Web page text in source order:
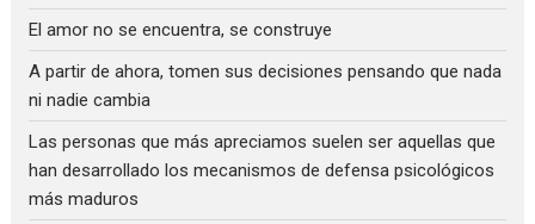
El amor no se encuentra, se construye
A partir de ahora, tomen sus decisiones pensando que nada
ni nadie cambia
Las personas que más apreciamos suelen ser aquellas que
han desarrollado los mecanismos de defensa psicológicos
más maduros